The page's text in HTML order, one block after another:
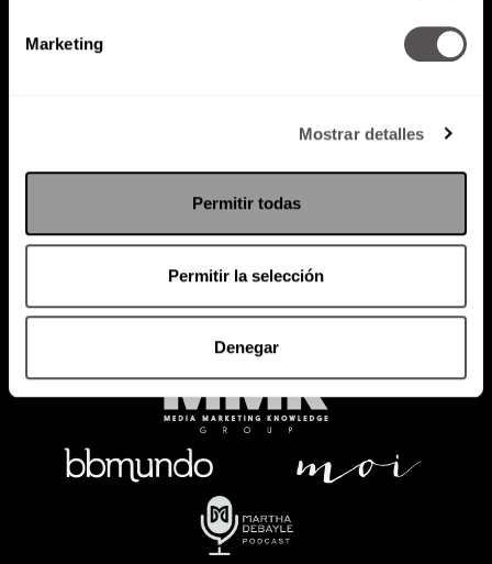
Marketing
Mostrar detalles
Permitir todas
Permitir la selección
Denegar
Política de Privacidad
PODCAST RADIO MARTHA EVENTOS
SACA TU ID